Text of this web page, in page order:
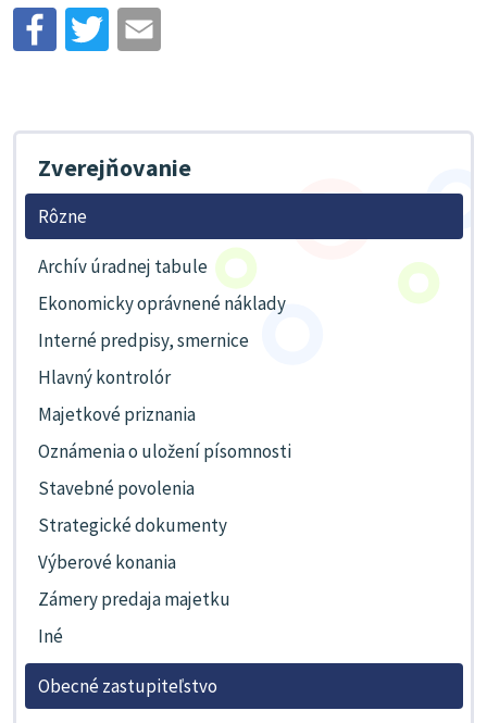
Zverejňovanie
Rôzne
Archív úradnej tabule
Ekonomicky oprávnené náklady
Interné predpisy, smernice
Hlavný kontrolór
Majetkové priznania
Oznámenia o uložení písomnosti
Stavebné povolenia
Strategické dokumenty
Výberové konania
Zámery predaja majetku
Iné
Obecné zastupiteľstvo